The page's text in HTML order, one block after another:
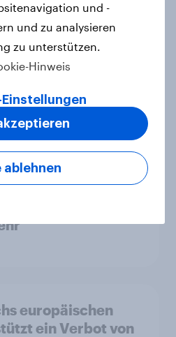
Atomrisiko
Vorsorge für
bleibt
AfD liegt
Rot unter Druck:
europäischen
ein Verbot von
und -
und zu analysieren
zu unterstützen.
Hinweis
ablehnen